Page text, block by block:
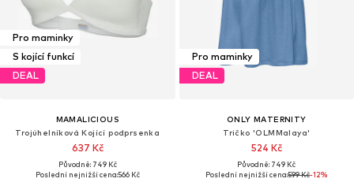
Pro maminky
S kojící funkcí
DEAL
MAMALICIOUS
Trojúhelníková Kojící podprsenka
637 Kč
Původně: 749 Kč
Poslední nejnižší cena:566 Kč
Pro maminky
DEAL
ONLY MATERNITY
Tričko 'OLMMalaya'
524 Kč
Původně: 749 Kč
Poslední nejnižší cena:599 Kč-12%